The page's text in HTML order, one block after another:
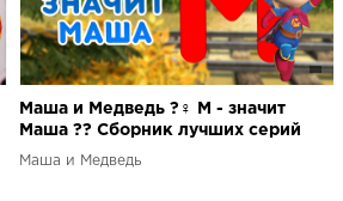
Маша и Медведь ?‍♀️ М - значит
Маша ?? Сборник лучших серий
про Машу ?
Маша и Медведь